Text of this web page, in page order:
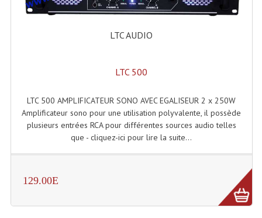
Microphones Scène Et Studio
Micro Sans Fil HF UHF 800MHZ
Micros De Studio
Microphones De Surface
LTC AUDIO
LTC 500
LTC 500 AMPLIFICATEUR SONO AVEC EGALISEUR 2 x 250W
Amplificateur sono pour une utilisation polyvalente, il possède
plusieurs entrées RCA pour différentes sources audio telles
que - cliquez-ici pour lire la suite...
129.00E